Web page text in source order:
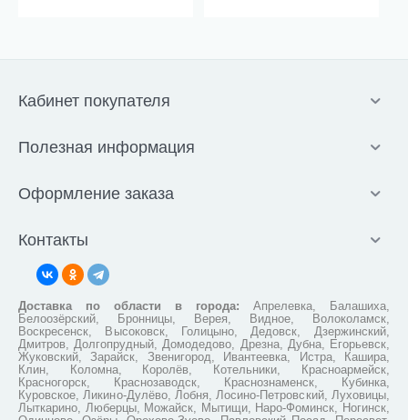
Кабинет покупателя
Полезная информация
Оформление заказа
Контакты
Доставка по области в города: Апрелевка, Балашиха,
Белоозёрский, Бронницы, Верея, Видное, Волоколамск,
Воскресенск, Высоковск, Голицыно, Дедовск, Дзержинский,
Дмитров, Долгопрудный, Домодедово, Дрезна, Дубна, Егорьевск,
Жуковский, Зарайск, Звенигород, Ивантеевка, Истра, Кашира,
Клин, Коломна, Королёв, Котельники, Красноармейск,
Красногорск, Краснозаводск, Краснознаменск, Кубинка,
Куровское, Ликино-Дулёво, Лобня, Лосино-Петровский, Луховицы,
Лыткарино, Люберцы, Можайск, Мытищи, Наро-Фоминск, Ногинск,